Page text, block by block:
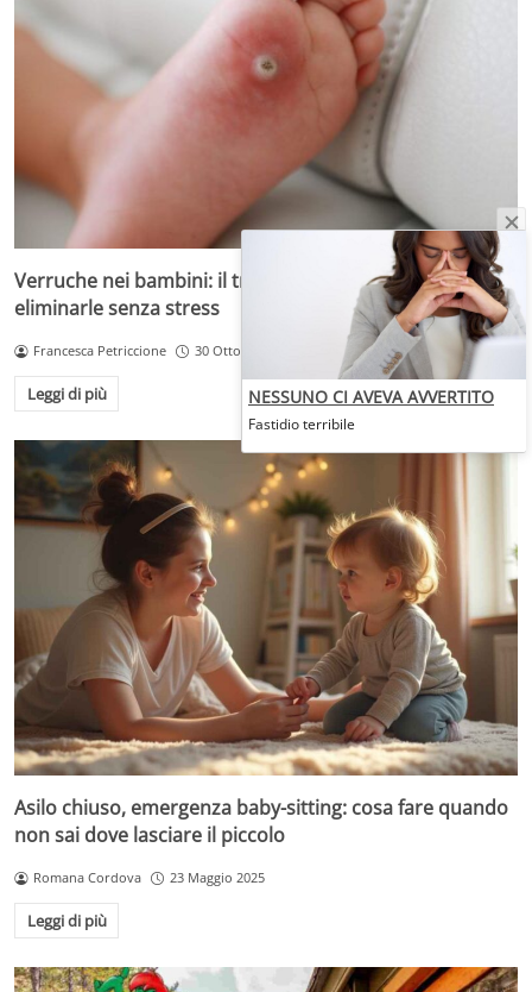
Verruche nei bambini: il trattamento più adatto per
eliminarle senza stress
Francesca Petriccione 30 Ottobre 2025
Leggi di più
Asilo chiuso, emergenza baby-sitting: cosa fare quando
non sai dove lasciare il piccolo
Romana Cordova 23 Maggio 2025
Leggi di più
NESSUNO CI AVEVA AVVERTITO
Fastidio terribile